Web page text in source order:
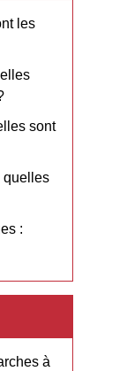
les
sont
quelles
:
à